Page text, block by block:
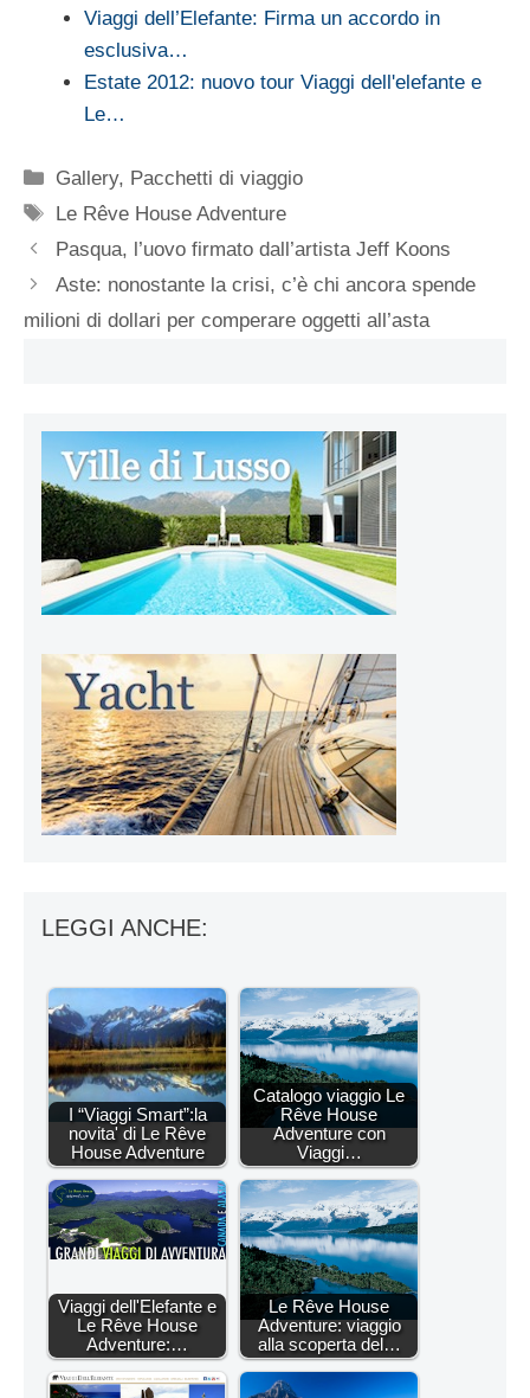
Viaggi dell’Elefante: Firma un accordo in
esclusiva…
Estate 2012: nuovo tour Viaggi dell'elefante e
Le…
Categorie
Gallery, Pacchetti di viaggio
Tag
Le Rêve House Adventure
Pasqua, l’uovo firmato dall’artista Jeff Koons
Aste: nonostante la crisi, c’è chi ancora spende
milioni di dollari per comperare oggetti all’asta
LEGGI ANCHE:
I “Viaggi Smart”:la
novita' di Le Rêve
House Adventure
Catalogo viaggio Le
Rêve House
Adventure con
Viaggi…
Viaggi dell'Elefante e
Le Rêve House
Adventure:…
Le Rêve House
Adventure: viaggio
alla scoperta del…